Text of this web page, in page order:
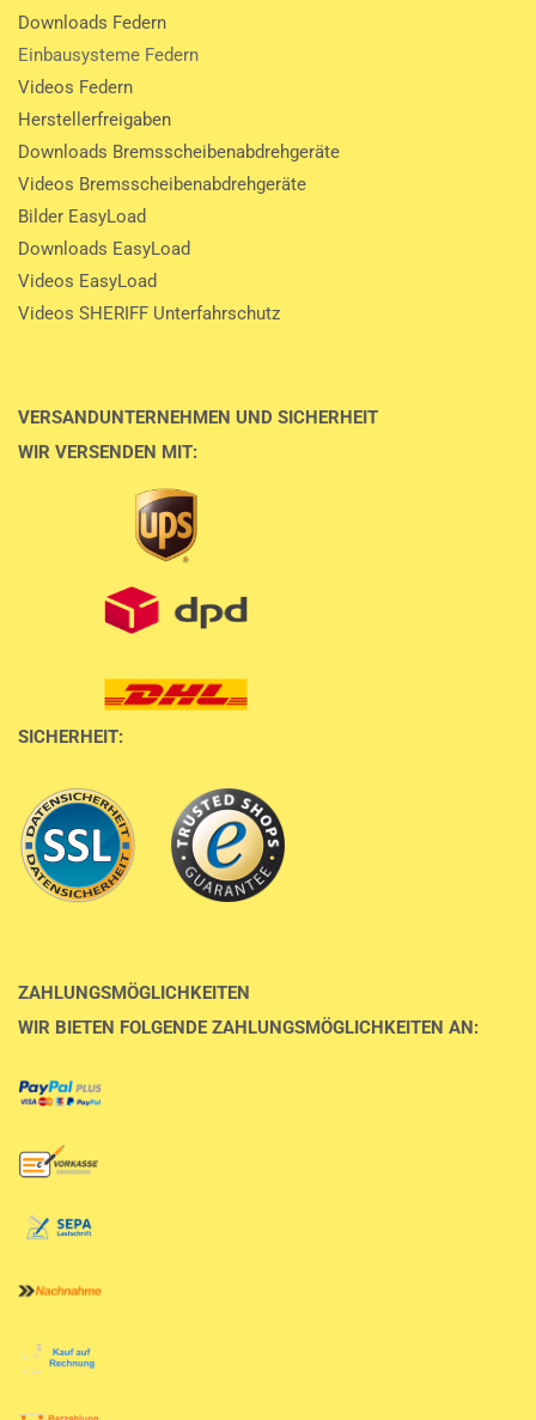
Downloads Federn
Einbausysteme Federn
Videos Federn
Herstellerfreigaben
Downloads Bremsscheibenabdrehgeräte
Videos Bremsscheibenabdrehgeräte
Bilder EasyLoad
Downloads EasyLoad
Videos EasyLoad
Videos SHERIFF Unterfahrschutz
VERSANDUNTERNEHMEN UND SICHERHEIT
WIR VERSENDEN MIT:
SICHERHEIT:
ZAHLUNGSMÖGLICHKEITEN
WIR BIETEN FOLGENDE ZAHLUNGSMÖGLICHKEITEN AN: